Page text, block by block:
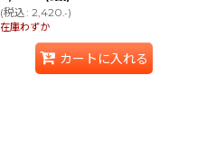
(税込: 2,420 .-)
在庫わずか
カートに入れる